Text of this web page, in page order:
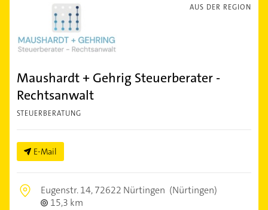
AUS DER REGION
Maushardt + Gehrig Steuerberater -
Rechtsanwalt
STEUERBERATUNG
E-Mail
Eugenstr. 14,72622 Nürtingen (Nürtingen)
15,3 km